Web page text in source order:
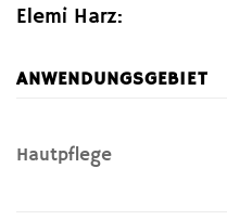
Elemi Harz:
ANWENDUNGSGEBIET
Hautpflege